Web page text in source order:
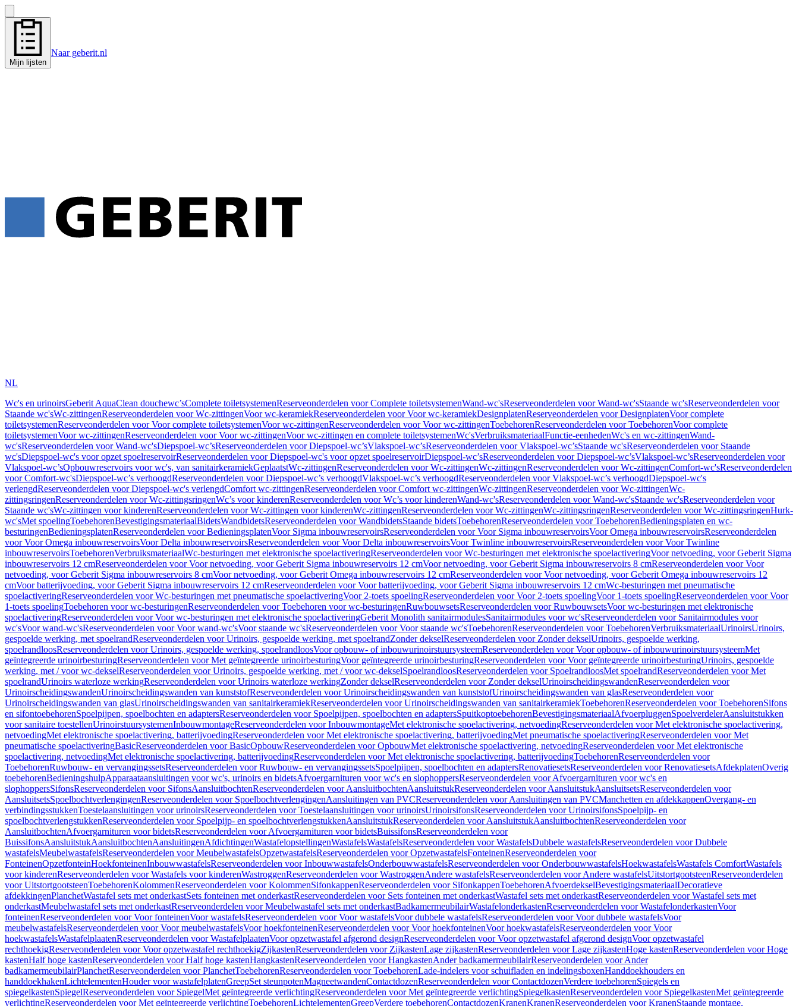
Mijn lijsten
Naar geberit.nl
NL
Wc's en urinoirsGeberit AquaClean douchewc’sComplete toiletsystemenReserveonderdelen voor Complete toiletsystemenWand-wc'sReserveonderdelen voor Wand-wc'sStaande wc'sReserveonderdelen voor
Staande wc'sWc-zittingenReserveonderdelen voor Wc-zittingenVoor wc-keramiekReserveonderdelen voor Voor wc-keramiekDesignplatenReserveonderdelen voor DesignplatenVoor complete
toiletsystemenReserveonderdelen voor Voor complete toiletsystemenVoor wc-zittingenReserveonderdelen voor Voor wc-zittingenToebehorenReserveonderdelen voor ToebehorenVoor complete
toiletsystemenVoor wc-zittingenReserveonderdelen voor Voor wc-zittingenVoor wc-zittingen en complete toiletsystemenWc'sVerbruiksmateriaalFunctie-eenhedenWc's en wc-zittingenWand-
wc'sReserveonderdelen voor Wand-wc'sDiepspoel-wc’sReserveonderdelen voor Diepspoel-wc’sVlakspoel-wc’sReserveonderdelen voor Vlakspoel-wc’sStaande wc'sReserveonderdelen voor Staande
wc'sDiepspoel-wc's voor opzet spoelreservoirReserveonderdelen voor Diepspoel-wc's voor opzet spoelreservoirDiepspoel-wc’sReserveonderdelen voor Diepspoel-wc’sVlakspoel-wc’sReserveonderdelen voor
Vlakspoel-wc’sOpbouwreservoirs voor wc's, van sanitairkeramiekGeplaatstWc-zittingenReserveonderdelen voor Wc-zittingenWc-zittingenReserveonderdelen voor Wc-zittingenComfort-wc'sReserveonderdelen
voor Comfort-wc'sDiepspoel-wc’s verhoogdReserveonderdelen voor Diepspoel-wc’s verhoogdVlakspoel-wc’s verhoogdReserveonderdelen voor Vlakspoel-wc’s verhoogdDiepspoel-wc's
verlengdReserveonderdelen voor Diepspoel-wc's verlengdComfort wc-zittingenReserveonderdelen voor Comfort wc-zittingenWc-zittingenReserveonderdelen voor Wc-zittingenWc-
zittingsringenReserveonderdelen voor Wc-zittingsringenWc’s voor kinderenReserveonderdelen voor Wc’s voor kinderenWand-wc'sReserveonderdelen voor Wand-wc'sStaande wc'sReserveonderdelen voor
Staande wc'sWc-zittingen voor kinderenReserveonderdelen voor Wc-zittingen voor kinderenWc-zittingenReserveonderdelen voor Wc-zittingenWc-zittingsringenReserveonderdelen voor Wc-zittingsringenHurk-
wc'sMet spoelingToebehorenBevestigingsmateriaalBidetsWandbidetsReserveonderdelen voor WandbidetsStaande bidetsToebehorenReserveonderdelen voor ToebehorenBedieningsplaten en wc-
besturingenBedieningsplatenReserveonderdelen voor BedieningsplatenVoor Sigma inbouwreservoirsReserveonderdelen voor Voor Sigma inbouwreservoirsVoor Omega inbouwreservoirsReserveonderdelen
voor Voor Omega inbouwreservoirsVoor Delta inbouwreservoirsReserveonderdelen voor Voor Delta inbouwreservoirsVoor Twinline inbouwreservoirsReserveonderdelen voor Voor Twinline
inbouwreservoirsToebehorenVerbruiksmateriaalWc-besturingen met elektronische spoelactiveringReserveonderdelen voor Wc-besturingen met elektronische spoelactiveringVoor netvoeding, voor Geberit Sigma
inbouwreservoirs 12 cmReserveonderdelen voor Voor netvoeding, voor Geberit Sigma inbouwreservoirs 12 cmVoor netvoeding, voor Geberit Sigma inbouwreservoirs 8 cmReserveonderdelen voor Voor
netvoeding, voor Geberit Sigma inbouwreservoirs 8 cmVoor netvoeding, voor Geberit Omega inbouwreservoirs 12 cmReserveonderdelen voor Voor netvoeding, voor Geberit Omega inbouwreservoirs 12
cmVoor batterijvoeding, voor Geberit Sigma inbouwreservoirs 12 cmReserveonderdelen voor Voor batterijvoeding, voor Geberit Sigma inbouwreservoirs 12 cmWc-besturingen met pneumatische
spoelactiveringReserveonderdelen voor Wc-besturingen met pneumatische spoelactiveringVoor 2-toets spoelingReserveonderdelen voor Voor 2-toets spoelingVoor 1-toets spoelingReserveonderdelen voor Voor
1-toets spoelingToebehoren voor wc-besturingenReserveonderdelen voor Toebehoren voor wc-besturingenRuwbouwsetsReserveonderdelen voor RuwbouwsetsVoor wc-besturingen met elektronische
spoelactiveringReserveonderdelen voor Voor wc-besturingen met elektronische spoelactiveringGeberit Monolith sanitairmodulesSanitairmodules voor wc'sReserveonderdelen voor Sanitairmodules voor
wc'sVoor wand-wc'sReserveonderdelen voor Voor wand-wc'sVoor staande wc'sReserveonderdelen voor Voor staande wc'sToebehorenReserveonderdelen voor ToebehorenVerbruiksmateriaalUrinoirsUrinoirs,
gespoelde werking, met spoelrandReserveonderdelen voor Urinoirs, gespoelde werking, met spoelrandZonder dekselReserveonderdelen voor Zonder dekselUrinoirs, gespoelde werking,
spoelrandloosReserveonderdelen voor Urinoirs, gespoelde werking, spoelrandloosVoor opbouw- of inbouwurinoirstuursysteemReserveonderdelen voor Voor opbouw- of inbouwurinoirstuursysteemMet
geïntegreerde urinoirbesturingReserveonderdelen voor Met geïntegreerde urinoirbesturingVoor geïntegreerde urinoirbesturingReserveonderdelen voor Voor geïntegreerde urinoirbesturingUrinoirs, gespoelde
werking, met / voor wc-dekselReserveonderdelen voor Urinoirs, gespoelde werking, met / voor wc-dekselSpoelrandloosReserveonderdelen voor SpoelrandloosMet spoelrandReserveonderdelen voor Met
spoelrandUrinoirs waterloze werkingReserveonderdelen voor Urinoirs waterloze werkingZonder dekselReserveonderdelen voor Zonder dekselUrinoirscheidingswandenReserveonderdelen voor
UrinoirscheidingswandenUrinoirscheidingswanden van kunststofReserveonderdelen voor Urinoirscheidingswanden van kunststofUrinoirscheidingswanden van glasReserveonderdelen voor
Urinoirscheidingswanden van glasUrinoirscheidingswanden van sanitairkeramiekReserveonderdelen voor Urinoirscheidingswanden van sanitairkeramiekToebehorenReserveonderdelen voor ToebehorenSifons
en sifontoebehorenSpoelpijpen, spoelbochten en adaptersReserveonderdelen voor Spoelpijpen, spoelbochten en adaptersSpuitkoptoebehorenBevestigingsmateriaalAfvoerpluggenSpoelverdelerAansluitstukken
voor sanitaire toestellenUrinoirstuursystemenInbouwmontageReserveonderdelen voor InbouwmontageMet elektronische spoelactivering, netvoedingReserveonderdelen voor Met elektronische spoelactivering,
netvoedingMet elektronische spoelactivering, batterijvoedingReserveonderdelen voor Met elektronische spoelactivering, batterijvoedingMet pneumatische spoelactiveringReserveonderdelen voor Met
pneumatische spoelactiveringBasicReserveonderdelen voor BasicOpbouwReserveonderdelen voor OpbouwMet elektronische spoelactivering, netvoedingReserveonderdelen voor Met elektronische
spoelactivering, netvoedingMet elektronische spoelactivering, batterijvoedingReserveonderdelen voor Met elektronische spoelactivering, batterijvoedingToebehorenReserveonderdelen voor
ToebehorenRuwbouw- en vervangingssetsReserveonderdelen voor Ruwbouw- en vervangingssetsSpoelpijpen, spoelbochten en adaptersRenovatiesetsReserveonderdelen voor RenovatiesetsAfdekplatenOverig
toebehorenBedieningshulpApparaataansluitingen voor wc's, urinoirs en bidetsAfvoergarnituren voor wc's en slophoppersReserveonderdelen voor Afvoergarnituren voor wc's en
slophoppersSifonsReserveonderdelen voor SifonsAansluitbochtenReserveonderdelen voor AansluitbochtenAansluitstukReserveonderdelen voor AansluitstukAansluitsetsReserveonderdelen voor
AansluitsetsSpoelbochtverlengingenReserveonderdelen voor SpoelbochtverlengingenAansluitingen van PVCReserveonderdelen voor Aansluitingen van PVCManchetten en afdekkappenOvergang- en
verbindingsstukkenToestelaansluitingen voor urinoirsReserveonderdelen voor Toestelaansluitingen voor urinoirsUrinoirsifonsReserveonderdelen voor UrinoirsifonsSpoelpijp- en
spoelbochtverlengstukkenReserveonderdelen voor Spoelpijp- en spoelbochtverlengstukkenAansluitstukReserveonderdelen voor AansluitstukAansluitbochtenReserveonderdelen voor
AansluitbochtenAfvoergarnituren voor bidetsReserveonderdelen voor Afvoergarnituren voor bidetsBuissifonsReserveonderdelen voor
BuissifonsAansluitstukAansluitbochtenAansluitingenAfdichtingenWastafelopstellingenWastafelsWastafelsReserveonderdelen voor WastafelsDubbele wastafelsReserveonderdelen voor Dubbele
wastafelsMeubelwastafelsReserveonderdelen voor MeubelwastafelsOpzetwastafelsReserveonderdelen voor OpzetwastafelsFonteinenReserveonderdelen voor
FonteinenOpzetfonteinHoekfonteinenInbouwwastafelsReserveonderdelen voor InbouwwastafelsOnderbouwwastafelsReserveonderdelen voor OnderbouwwastafelsHoekwastafelsWastafels ComfortWastafels
voor kinderenReserveonderdelen voor Wastafels voor kinderenWastroggenReserveonderdelen voor WastroggenAndere wastafelsReserveonderdelen voor Andere wastafelsUitstortgootsteenReserveonderdelen
voor UitstortgootsteenToebehorenKolommenReserveonderdelen voor KolommenSifonkappenReserveonderdelen voor SifonkappenToebehorenAfvoerdekselBevestigingsmateriaalDecoratieve
afdekkingenPlanchetWastafel sets met onderkastSets fonteinen met onderkastReserveonderdelen voor Sets fonteinen met onderkastWastafel sets met onderkastReserveonderdelen voor Wastafel sets met
onderkastMeubelwastafel sets met onderkastReserveonderdelen voor Meubelwastafel sets met onderkastBadkamermeubilairWastafelonderkastenReserveonderdelen voor WastafelonderkastenVoor
fonteinenReserveonderdelen voor Voor fonteinenVoor wastafelsReserveonderdelen voor Voor wastafelsVoor dubbele wastafelsReserveonderdelen voor Voor dubbele wastafelsVoor
meubelwastafelsReserveonderdelen voor Voor meubelwastafelsVoor hoekfonteinenReserveonderdelen voor Voor hoekfonteinenVoor hoekwastafelsReserveonderdelen voor Voor
hoekwastafelsWastafelplaatenReserveonderdelen voor WastafelplaatenVoor opzetwastafel afgerond designReserveonderdelen voor Voor opzetwastafel afgerond designVoor opzetwastafel
rechthoekigReserveonderdelen voor Voor opzetwastafel rechthoekigZijkastenReserveonderdelen voor ZijkastenLage zijkastenReserveonderdelen voor Lage zijkastenHoge kastenReserveonderdelen voor Hoge
kastenHalf hoge kastenReserveonderdelen voor Half hoge kastenHangkastenReserveonderdelen voor HangkastenAnder badkamermeubilairReserveonderdelen voor Ander
badkamermeubilairPlanchetReserveonderdelen voor PlanchetToebehorenReserveonderdelen voor ToebehorenLade-indelers voor schuifladen en indelingsboxenHanddoekhouders en
handdoekhakenLichtelementenHouder voor wastafelplatenGreepSet steunpotenMagneetwandenContactdozenReserveonderdelen voor ContactdozenVerdere toebehorenSpiegels en
spiegelkastenSpiegelReserveonderdelen voor SpiegelMet geïntegreerde verlichtingReserveonderdelen voor Met geïntegreerde verlichtingSpiegelkastenReserveonderdelen voor SpiegelkastenMet geïntegreerde
verlichtingReserveonderdelen voor Met geïntegreerde verlichtingToebehorenLichtelementenGreepVerdere toebehorenContactdozenKranenKranenReserveonderdelen voor KranenStaande montage,